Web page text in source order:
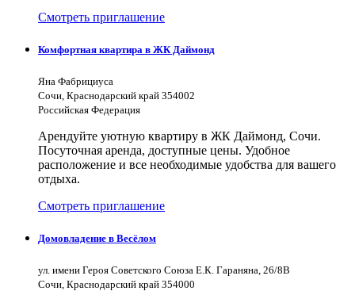
Смотреть приглашение
Комфортная квартира в ЖК Даймонд
Яна Фабрициуса
Сочи, Краснодарский край 354002
Российская Федерация
Арендуйте уютную квартиру в ЖК Даймонд, Сочи.
Посуточная аренда, доступные цены. Удобное
расположение и все необходимые удобства для вашего
отдыха.
Смотреть приглашение
Домовладение в Весёлом
ул. имени Героя Советского Союза Е.К. Гараняна, 26/8В
Сочи, Краснодарский край 354000